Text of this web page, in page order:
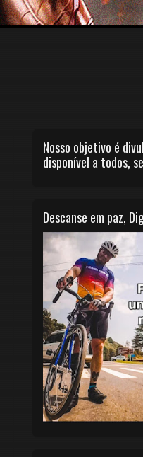
Nosso objetivo é
disponível a todos,
Descanse em paz,